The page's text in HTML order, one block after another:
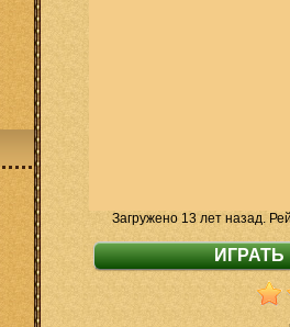
Загружено 13 лет назад.